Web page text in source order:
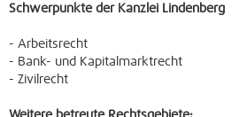
Schwerpunkte der Kanzlei Lindenberg
- Arbeitsrecht
- Bank- und Kapitalmarktrecht
- Zivilrecht